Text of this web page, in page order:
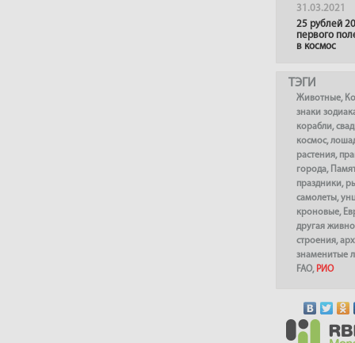
31.03.2021
25 рублей
первого
в космос
ТЭГИ
Животные,
знаки
корабли,
космос,
растения,
города,
праздники,
самолеты,
кроновые,
другая
строения,
знаменитые
FAO, РИО